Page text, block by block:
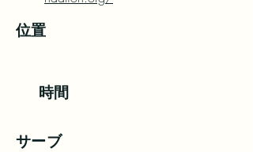
位置
時間
サーブ